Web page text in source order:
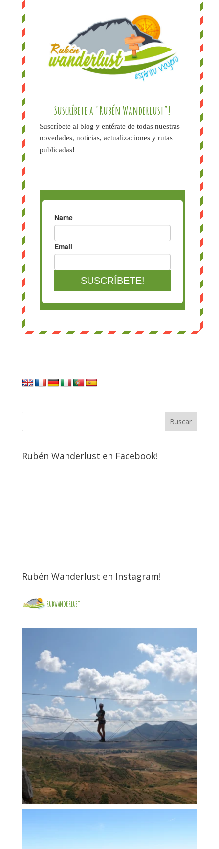
Suscríbete a "Rubén Wanderlust"!
Suscríbete al blog y entérate de todas nuestras
novedades, noticias, actualizaciones y rutas
publicadas!
Rubén Wanderlust en Facebook!
Rubén Wanderlust en Instagram!
rubwanderlust